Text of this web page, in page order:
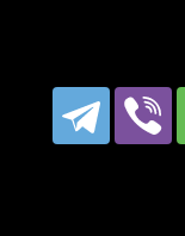
Анализ
показал,